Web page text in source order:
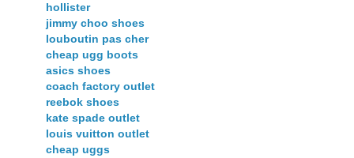
hollister
jimmy choo shoes
louboutin pas cher
cheap ugg boots
asics shoes
coach factory outlet
reebok shoes
kate spade outlet
louis vuitton outlet
cheap uggs